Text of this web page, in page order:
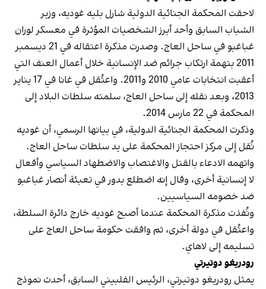
لاحقت المحكمة الجنائية الدولية شارل بليه غوديه، وزير
الشباب السابق وأحد أبرز الشخصيات المؤثرة في معسكر لوران
غباغبو في ساحل العاج. وصدرت مذكرة اعتقاله في 21 ديسمبر
2011 بتهمة ارتكاب جرائم ضد الإنسانية خلال أعمال العنف التي
أعقبت انتخابات عامي 2010 و2011. واعتُقل في غانا في 17 يناير
2013، وبعد نقله إلى ساحل العاج، سلمته سلطات البلاد إلى
المحكمة في 22 مارس 2014.
وذكرت المحكمة الجنائية الدولية، في بيانها الرسمي، أن غوديه
نُقل إلى مركز احتجاز المحكمة على يد سلطات ساحل العاج.
واتهمه الادعاء بالقتل والاغتصاب والاضطهاد السياسي وأفعال
لا إنسانية أخرى، وقال إنه اضطلع بدور في تعبئة أنصار غباغبو
ضد خصومه السياسيين.
ونُفذت مذكرة المحكمة عندما أصبح غوديه خارج دائرة السلطة،
واعتُقل في دولة أخرى، ثم وافقت حكومة ساحل العاج على
تسليمه إلى لاهاي.
رودريغو دوتيرتي
يمثل رودريغو دوتيرتي، الرئيس الفلبيني السابق، أحدث نموذج